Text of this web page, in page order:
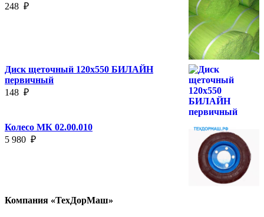
248 ₽
Диск щеточный 120х550 БИЛАЙН
первичный
148 ₽
Колесо МК 02.00.010
5 980 ₽
Компания «ТехДорМаш»